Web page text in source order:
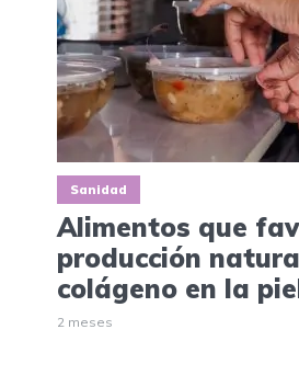
Sanidad
Alimentos que
producción
colágeno en la
2 meses